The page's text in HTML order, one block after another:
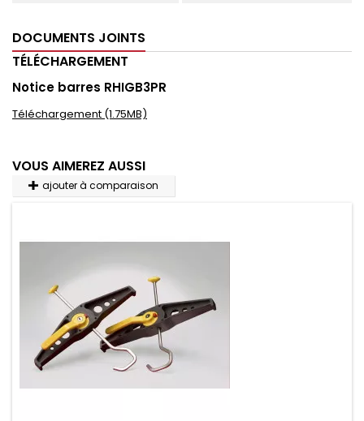
DOCUMENTS JOINTS
TÉLÉCHARGEMENT
Notice barres RHIGB3PR
Téléchargement (1.75MB)
VOUS AIMEREZ AUSSI
ajouter à comparaison